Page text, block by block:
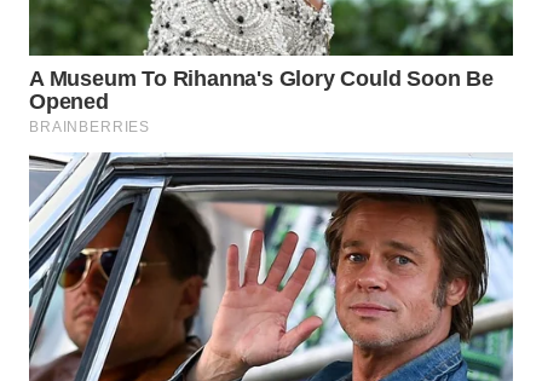
WN
SUMEDANG
WN
CIANJUR
WN
KEPULAUAN
SERIBU
WN
TANGERANG